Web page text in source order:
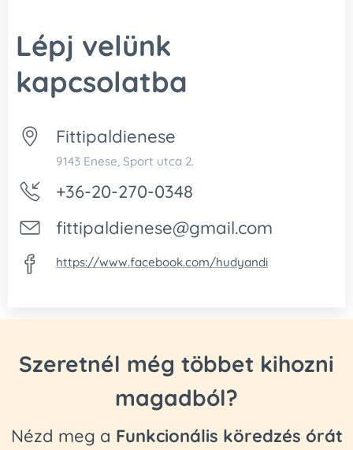
Step pad— dinamikus, lendületes
gyakorlatokhoz.
Kettlebell — erő- és
törzs és a lábak számára.
Jógatégla— támasz, stabilitás és
Lépj velünk
kapcsolatba
Fittipaldienese
9143 Enese, Sport utca 2.
+36-20-270-0348
fittipaldienese@gmail.com
https://www.facebook.com/hudyandi
Szeretnél még többet kihozni
magadból?
Nézd meg a Funkcionális köredzés órát